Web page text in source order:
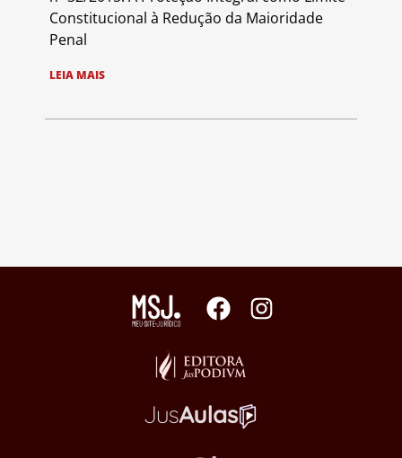
Constitucional à Redução da Maioridade
Penal
LEIA MAIS